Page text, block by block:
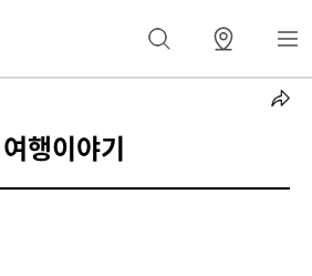
여행이야기